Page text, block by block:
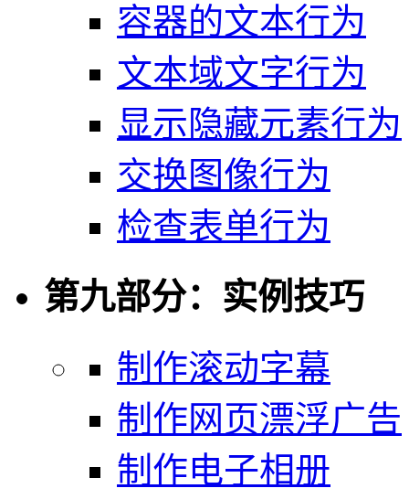
容器的文本行为
文本域文字行为
显示隐藏元素行为
交换图像行为
检查表单行为
第九部分：实例技巧
制作滚动字幕
制作网页漂浮广告
制作电子相册